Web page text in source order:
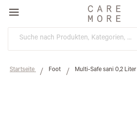
Direkt
zum
Inhalt
Startseite Foot Multi-Safe sani 0,2 Liter